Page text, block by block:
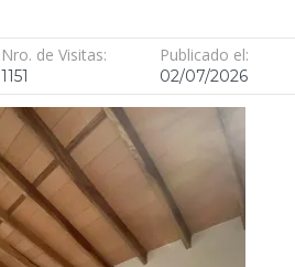
Nro. de Visitas:
1151
Publicado el:
02/07/2026